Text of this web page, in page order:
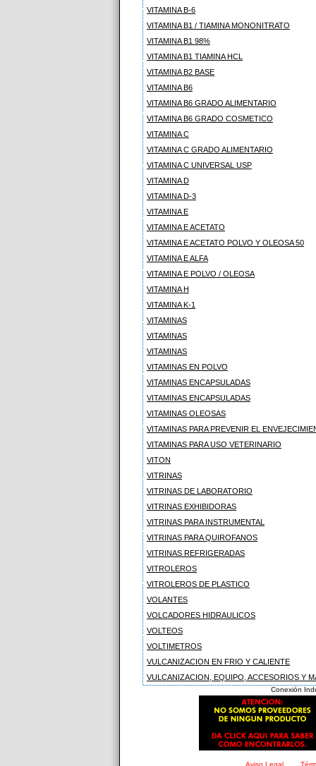
VITAMINA B-6
VITAMINA B1 / TIAMINA MONONITRATO
VITAMINA B1 98%
VITAMINA B1 TIAMINA HCL
VITAMINA B2 BASE
VITAMINA B6
VITAMINA B6 GRADO ALIMENTARIO
VITAMINA B6 GRADO COSMETICO
VITAMINA C
VITAMINA C GRADO ALIMENTARIO
VITAMINA C UNIVERSAL USP
VITAMINA D
VITAMINA D-3
VITAMINA E
VITAMINA E ACETATO
VITAMINA E ACETATO POLVO Y OLEOSA 50
VITAMINA E ALFA
VITAMINA E POLVO / OLEOSA
VITAMINA H
VITAMINA K-1
VITAMINAS
VITAMINAS
VITAMINAS
VITAMINAS EN POLVO
VITAMINAS ENCAPSULADAS
VITAMINAS ENCAPSULADAS
VITAMINAS OLEOSAS
VITAMINAS PARA PREVENIR EL
VITAMINAS PARA USO VETERINARIO
VITON
VITRINAS
VITRINAS DE LABORATORIO
VITRINAS EXHIBIDORAS
VITRINAS PARA INSTRUMENTAL
VITRINAS PARA QUIROFANOS
VITRINAS REFRIGERADAS
VITROLEROS
VITROLEROS DE PLASTICO
VOLANTES
VOLCADORES HIDRAULICOS
VOLTEOS
VOLTIMETROS
VULCANIZACION EN FRIO Y CALIENTE
VULCANIZACION, EQUIPO, ACCESORIOS Y
Conexión
Aviso Legal